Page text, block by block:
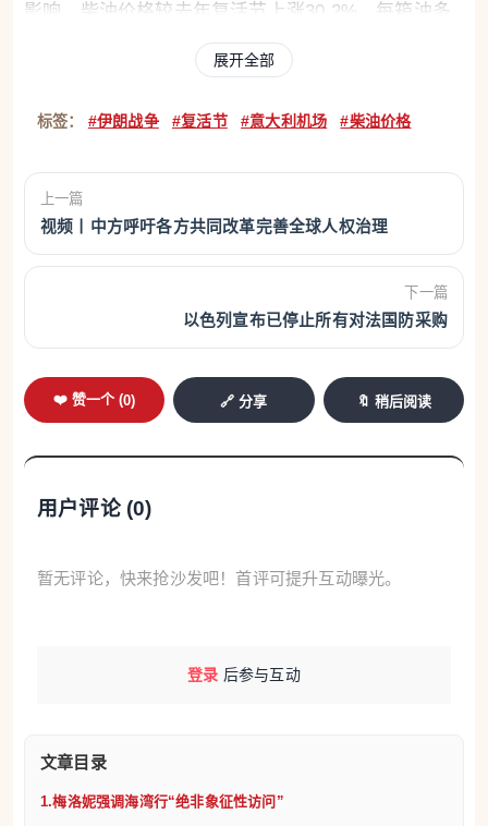
影响，柴油价格较去年复活节上涨30.2%，每箱油多
花约24欧元。消费者协会Codacons预计，复活节期
间约6000万辆汽车上路，燃油总成本将较去年增加近
13亿欧元。全国消费者联盟指出，博尔扎诺柴油为全
司法机关。
4.气温直达26°C，米兰迎来初夏
4月5日3Bmeteo报道，未来几日，米兰乃至全国都将
迎来阳光灿烂、暖意融融的天气，仿佛初夏。尤其是
复活节星期一（4月6日），气温将尤为宜人。气象学
家解释称，这股温暖得益于亚热带高压系统向西欧与
意大利的延伸，使得春日气息愈发浓郁，气候更像五
月时节。预计从复活节周一起至周三，米兰最低气温
在12至13°C之间，最高气温将攀升至25至26°C。自4
和劳动层面并不被视作意大利的国家法定假日。根据
1949年第260号法律及后续修订，复活节因其始终落
展开全部
标签： #伊朗战争 #复活节 #意大利机场 #柴油价格
上一篇
视频丨中方呼吁各方共同改革完善全球人权治理
下一篇
以色列宣布已停止所有对法国防采购
❤️ 赞一个 (0) 🔗 分享 🔖 稍后阅读
用户评论 (0)
暂无评论，快来抢沙发吧！首评可提升互动曝光。
登录 后参与互动
文章目录
1.梅洛妮强调海湾行“绝非象征性访问”